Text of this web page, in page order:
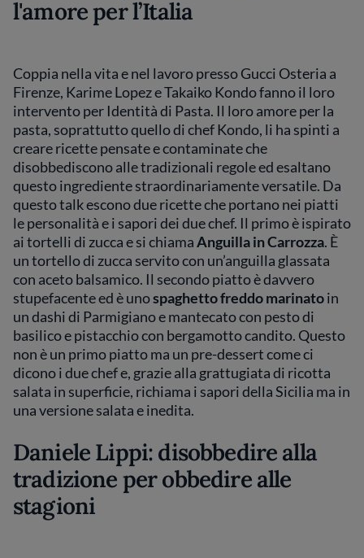
l'amore per l’Italia
Coppia nella vita e nel lavoro presso Gucci Osteria a
Firenze, Karime Lopez e Takaiko Kondo fanno il loro
intervento per Identità di Pasta. Il loro amore per la
pasta, soprattutto quello di chef Kondo, li ha spinti a
creare ricette pensate e contaminate che
disobbediscono alle tradizionali regole ed esaltano
questo ingrediente straordinariamente versatile. Da
questo talk escono due ricette che portano nei piatti
le personalità e i sapori dei due chef. Il primo è ispirato
ai tortelli di zucca e si chiamaAnguilla in Carrozza. È
un tortello di zucca servito con un’anguilla glassata
con aceto balsamico. Il secondo piatto è davvero
stupefacente ed è unospaghetto freddo marinatoin
un dashi di Parmigiano e mantecato con pesto di
basilico e pistacchio con bergamotto candito. Questo
non è un primo piatto ma un pre-dessert come ci
dicono i due chef e, grazie alla grattugiata di ricotta
salata in superficie, richiama i sapori della Sicilia ma in
una versione salata e inedita.
Daniele Lippi: disobbedire alla
tradizione per obbedire alle
stagioni